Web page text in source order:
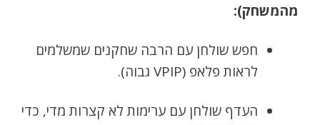
מהמשחק):
חפש שולחן עם הרבה שחקנים שמשלמים
לראות פלאפ (VPIP גבוה).
העדף שולחן עם ערימות לא קצרות מדי, כדי